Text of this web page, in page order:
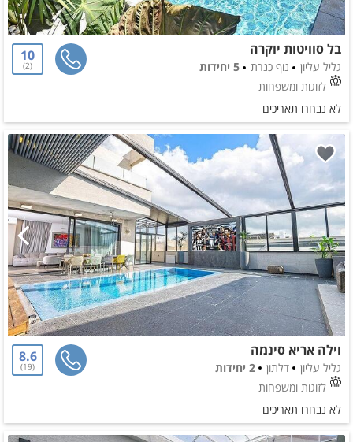
בל סוויטות יוקרה
גליל עליון נוף כנרת
5 יחידות
לזוגות ומשפחות
10
2
לא נבחרו תאריכים
וילה אריא סינמה
גליל עליון דלתון
2 יחידות
לזוגות ומשפחות
8.6
19
לא נבחרו תאריכים